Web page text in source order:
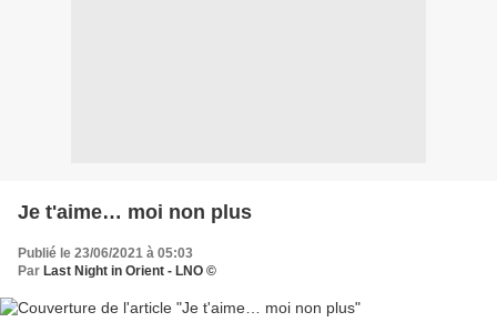
Je t'aime… moi non plus
Publié le 23/06/2021 à 05:03
Par Last Night in Orient - LNO ©